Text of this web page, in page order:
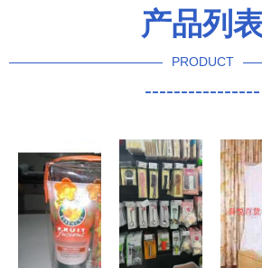
产品列
PRODUCT
----------------